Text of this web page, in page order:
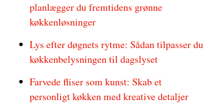
planlægger du fremtidens grønne
køkkenløsninger
Lys efter døgnets rytme: Sådan tilpasser du
køkkenbelysningen til dagslyset
Farvede fliser som kunst: Skab et
personligt køkken med kreative detaljer